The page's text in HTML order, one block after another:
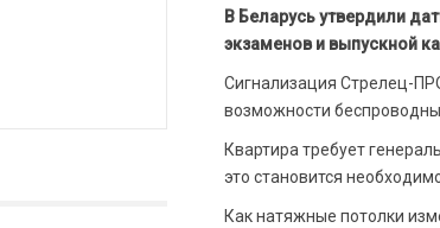
В Беларусь утвердили
экзаменов и выпускной
Сигнализация Стрелец-
возможности
Квартира требует
это становится
Как натяжные потолки